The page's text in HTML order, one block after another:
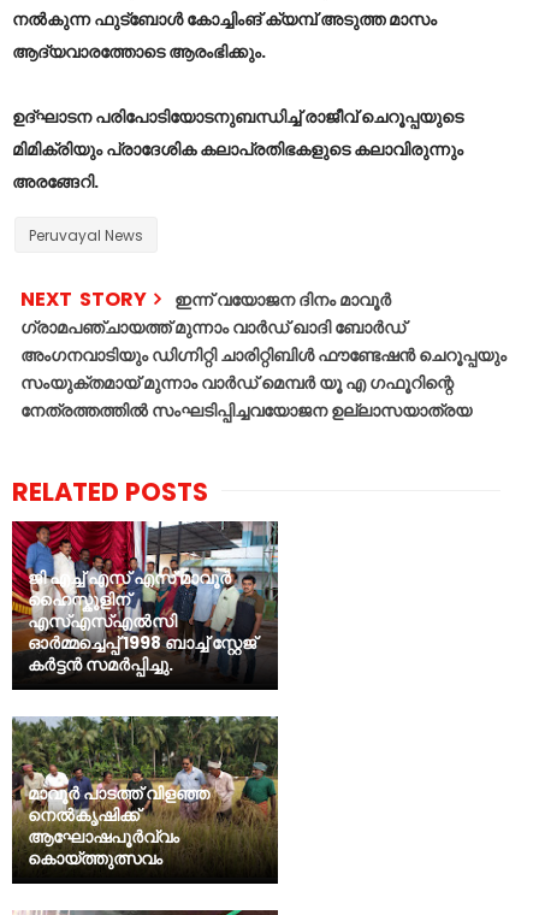
നല്‍കുന്ന ഫുട്‌ബോള്‍ കോച്ചിംങ് ക്യമ്പ് അടുത്ത മാസം
ആദ്യവാരത്തോടെ ആരംഭിക്കും.
ഉദ്ഘാടന പരിപോടിയോടനുബന്ധിച്ച് രാജീവ് ചെറൂപ്പയുടെ
മിമിക്രിയും പ്രാദേശിക കലാപ്രതിഭകളുടെ കലാവിരുന്നും
അരങ്ങേറി.
Peruvayal News
NEXT STORY
ഇന്ന് വയോജന ദിനം മാവൂർ
ഗ്രാമപഞ്ചായത്ത് മുന്നാം വാർഡ് ഖാദി ബോർഡ്
അംഗനവാടിയും ഡിഗ്നിറ്റി ചാരിറ്റിബിൾ ഫൗണ്ടേഷൻ ചെറൂപ്പയും
സംയുക്തമായ് മുന്നാം വാർഡ് മെമ്പർ യൂ എ ഗഫൂറിന്റെ
നേത്രത്തത്തിൽ സംഘടിപ്പിച്ചവയോജന ഉല്ലാസയാത്രയ
RELATED POSTS
ജി എച്ച് എസ് എസ് മാവൂർ
ഹൈസ്കൂളിന്
എസ്എസ്എൽസി
ഓർമ്മച്ചെപ്പ് 1998 ബാച്ച് സ്റ്റേജ്
കർട്ടൻ സമർപ്പിച്ചു.
മാവൂർ പാടത്ത് വിളഞ്ഞ
നെൽകൃഷിക്ക്
ആഘോഷപൂർവ്വം
കൊയ്ത്തുത്സവം